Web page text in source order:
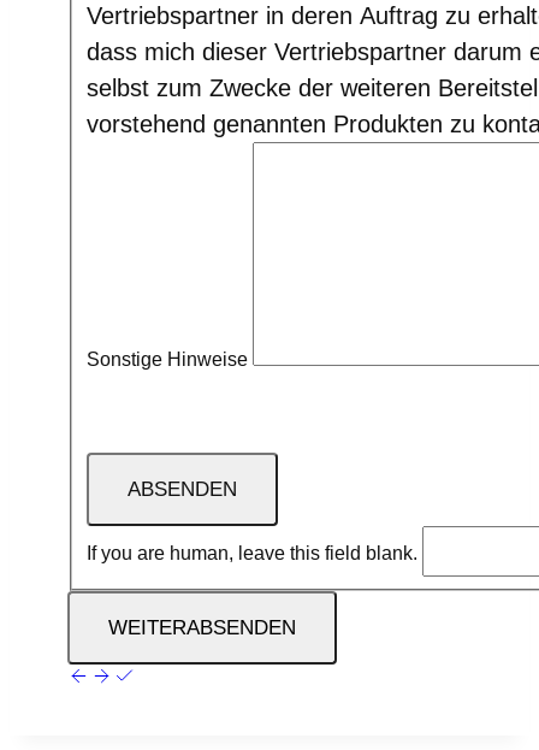
Vertriebspartner in deren Auftrag zu
dass mich dieser Vertriebspartner darum
selbst zum Zwecke der weiteren
vorstehend genannten Produkten zu
Sonstige Hinweise
If you are human, leave this field blank.
WEITERABSENDEN